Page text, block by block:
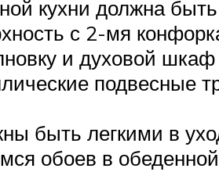
кухни должна
с 2-мя
и духовой
подвесные
быть легкими в
обоев в